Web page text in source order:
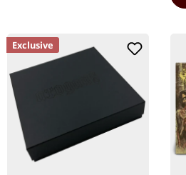
Exclusive